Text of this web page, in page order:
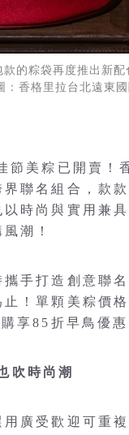
的粽袋再度推出新
：香格里拉台北遠東
節美粽已開賣
聯名組合，款
時尚與實用兼
潮！
手打造創意聯
！單顆美粽價
享85折早鳥優惠
吹時尚潮
廣受歡迎可重